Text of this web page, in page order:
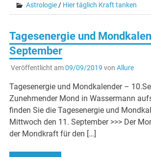
Astrologie / Hier täglich Kraft tanken
Tagesenergie und
September
Veröffentlicht am09/09/2019 von Allure
Tagesenergie und Mondkalender –
Zunehmender Mond in Wassermann
finden Sie die Tagesenergie und
Mittwoch den 11. September >>> Der
der Mondkraft für den […]